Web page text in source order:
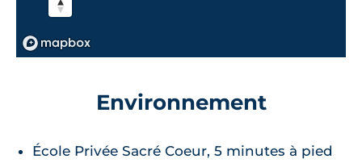
Environnement
École Privée Sacré Coeur, 5 minutes à pied